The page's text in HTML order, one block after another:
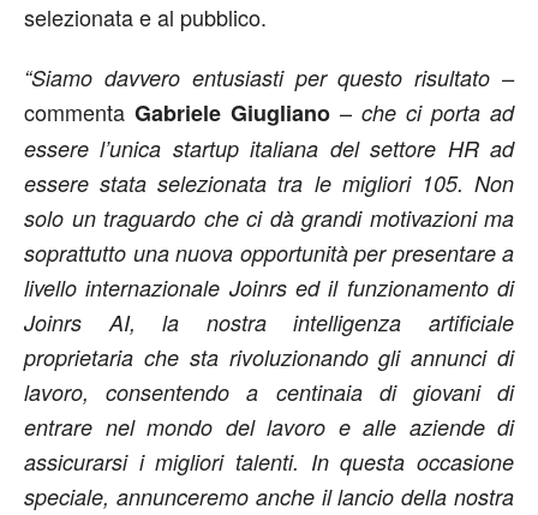
selezionata e al pubblico.
“Siamo davvero entusiasti per questo risultato –
commenta Gabriele Giugliano – che ci porta ad
essere l’unica startup italiana del settore HR ad
essere stata selezionata tra le migliori 105. Non
solo un traguardo che ci dà grandi motivazioni ma
soprattutto una nuova opportunità per presentare a
livello internazionale Joinrs ed il funzionamento di
Joinrs AI, la nostra intelligenza artificiale
proprietaria che sta rivoluzionando gli annunci di
lavoro, consentendo a centinaia di giovani di
entrare nel mondo del lavoro e alle aziende di
assicurarsi i migliori talenti. In questa occasione
speciale, annunceremo anche il lancio della nostra